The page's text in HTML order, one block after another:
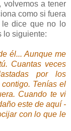
volvemos a tener
como si fuera
le dice que no lo
lo siguiente:
él... Aunque me
Cuantas veces
por los
Tenías el
Cuando te vi
este de aquí -
con lo que le